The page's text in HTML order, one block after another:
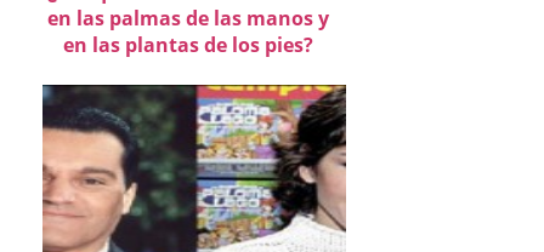
en las palmas de las manos y
en las plantas de los pies?